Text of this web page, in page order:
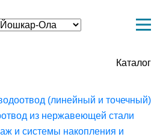
Каталог
(линейный и точечный)
из нержавеющей стали
и системы накопления и